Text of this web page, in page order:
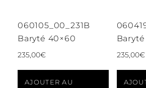
060105_00_231B
Baryté 40×60
235,00€
AJOUTER AU
235,00€